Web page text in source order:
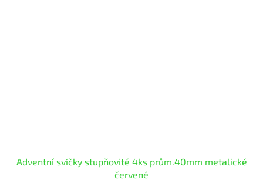
Adventní svíčky stupňovité 4ks prům.40mm metalické
červené